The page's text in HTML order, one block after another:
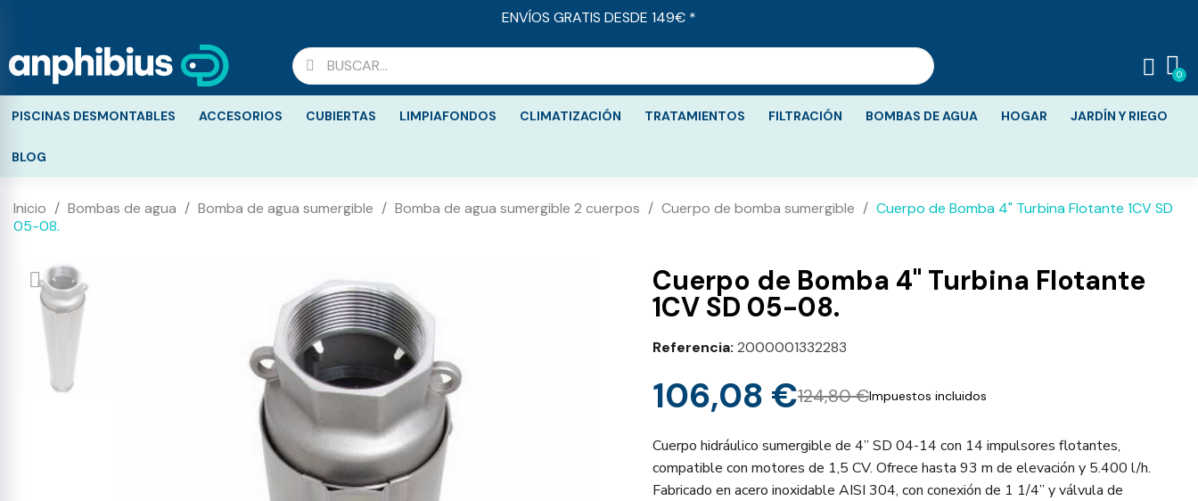
ENVÍOS GRATIS DESDE 149€ *
PISCINAS DESMONTABLES ACCESORIOS CUBIERTAS LIMPIAFONDOS CLIMATIZACIÓN TRATAMIENTOS FILTRACIÓN BOMBAS DE AGUA HOGAR JARDÍN Y RIEGO
BLOG
Inicio Bombas de agua Bomba de agua sumergible Bomba de agua sumergible 2 cuerpos Cuerpo de bomba sumergible
Cuerpo de Bomba 4" Turbina Flotante 1CV SD
05-08.
Cuerpo de Bomba 4" Turbina Flotante
1CV SD 05-08.
Referencia 2000001332283
124,80 €
106,08 € Impuestos incluidos
Cuerpo hidráulico sumergible de 4” SD 04-14 con 14 impulsores flotantes,
compatible con motores de 1,5 CV. Ofrece hasta 93 m de elevación y 5.400 l/h.
Fabricado en acero inoxidable AISI 304, con conexión de 1 1/4” y válvula de